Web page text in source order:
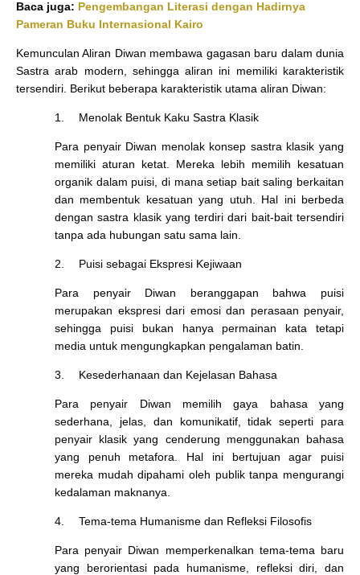
Baca juga: Pengembangan Literasi dengan Hadirnya
Pameran Buku Internasional Kairo
Kemunculan Aliran Diwan membawa gagasan baru dalam dunia
Sastra arab modern, sehingga aliran ini memiliki karakteristik
tersendiri. Berikut beberapa karakteristik utama aliran Diwan:
1. Menolak Bentuk Kaku Sastra Klasik
Para penyair Diwan menolak konsep sastra klasik yang
memiliki aturan ketat. Mereka lebih memilih kesatuan
organik dalam puisi, di mana setiap bait saling berkaitan
dan membentuk kesatuan yang utuh. Hal ini berbeda
dengan sastra klasik yang terdiri dari bait-bait tersendiri
tanpa ada hubungan satu sama lain.
2. Puisi sebagai Ekspresi Kejiwaan
Para penyair Diwan beranggapan bahwa puisi
merupakan ekspresi dari emosi dan perasaan penyair,
sehingga puisi bukan hanya permainan kata tetapi
media untuk mengungkapkan pengalaman batin.
3. Kesederhanaan dan Kejelasan Bahasa
Para penyair Diwan memilih gaya bahasa yang
sederhana, jelas, dan komunikatif, tidak seperti para
penyair klasik yang cenderung menggunakan bahasa
yang penuh metafora. Hal ini bertujuan agar puisi
mereka mudah dipahami oleh publik tanpa mengurangi
kedalaman maknanya.
4. Tema-tema Humanisme dan Refleksi Filosofis
Para penyair Diwan memperkenalkan tema-tema baru
yang berorientasi pada humanisme, refleksi diri, dan